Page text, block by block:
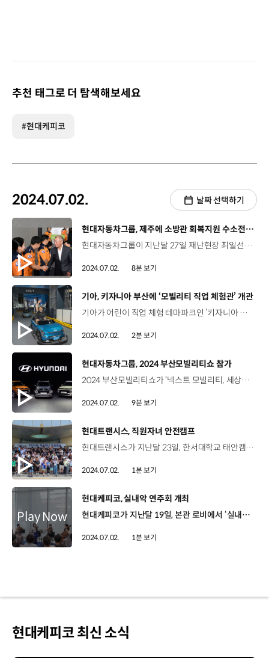
추천 태그로 더 탐색해보세요
#현대케피코
2024.07.02. 날짜 선택하기
[동영상]
현대자동차그룹, 제주에 소방관 회복지원 수소전기버스 기증
현대자동차그룹이 지난달 27일 재난현장 최일선에서 국민의 안전을 책임지는 제주지역 소방공무원들의 복지를 위해 소방관 회복지원차를 기증했습니다. 박은결 리포터, 현대자동차그룹 정의선 회장이 직접 제주를 찾아 소방관 회복지원차를 전달했죠. 네, 전달식에 참석한 정의선 회장은 국민의 안전을 책임지는 영웅들에게 지원을 아끼지 않겠다고 밝혔는데요, 이번에 제주에 기증한 회복지원차 8호는 그린 수소 생태계 실증 지역인 청정 제주에 맞게 무공해 수소전기버스가 배치되어 그 의미가 남다릅니다. 제주에서 열린 수소전기버스 전달식 현장, 함께 보시죠! 현대자동차그룹은 지난달 27일, 제주도 구좌읍 행원 수소 수전해 실증단지 내에 위치한 CFI 에너지미래관에서 ‘소방관 회복지원 수소버스 전달식’을 개최했습니다. 이번 전달식에는 정의선 현대자동차그룹 회장을 비롯해 장재훈 현대자동차 사장, 남화영 소방청장과 김애숙 제주도 정무부지사 및 제주지역 소방관 30여 명 등이 참석했습니다. 정의선 회장은 소방관들에게 존경을 표하며 회복지원차 프로젝트를 시작하게 된 배경을 설명했습니다. 정의선 회장/ 현대자동차그룹 존경하는 소방관 여러분, 여러분께서는 우리나라의 영웅이라고 생각하고 있습니다. 저뿐만이 아니고 모든 국민들이 그렇게 생각하고 있을 거고요. 국민의 생명을 지키기 위해 매 순간 망설임 없이 사투 현장으로 뛰어드시는 여러분께 저는 항상 존경심을 갖고 있습니다. 그래서 현대자동차그룹이 우리 사회에서 안전을 최일선에서 수호하시는 여러분의 안전을 챙기는 것은 더 중요하다는 생각을 했고 그래서 저희가 모빌리티 기업, 자동차를 만드는 회사이기 때문에 많은 고민을 했고 어떻게 도와드리는 것이 가장 중요할 것인가 그리고 전국에 계신 소방관 여러분들로부터 많은 의견을 청취해서 재난 현장 맞춤형 회복지원차를 지원하게 됐습니다. 현대자동차그룹은 지난해부터 약 66억 원 규모로 ‘재난현장 소방관 회복지원차’ 프로젝트를 통해 강원·경북·인천·전북·울산·충남에 이어 이번 제주지역까지 순차적으로 총 8대의 회복지원차를 전달했는데요, 회복지원차는 일선 소방관들의 의견을 반영해 현대자동차그룹의 이동식 사무공간인 ‘유니버스 모바일 오피스’ 기반의 프리미엄 특장 버스에 맞춤형 편의 및 집중휴식 시설을 탑재해, 재난현장에 투입된 소방관들의 과로와 탈진을 예방하고 신속한 심신회복을 돕도록 제작됐습니다. 정의선 회장/ 현대자동차그룹 특별히 오늘 기증되는 이 차량은 재생에너지와 그린수소 에너지 대전환을 선언한 수소사회 비전의 땅, 청정 제주에 맞게 저희의 친환경 수소 기술을 집대성한 수소연료전지 차량으로 제작을 했습니다. 그래서 제주도민들뿐만 아니고 제주의 청정 자연자원을 지키는 여러분이 깨끗한 공기 그리고 함께 휴식할 수 있도록 그러한 부분을 강조해서 제작을 했고 8호 회복지원 수소버스를 운영해서 우리가 많은 노하우를 배워서 전국적으로 투입을 할 수 있는 부분이 있으면 더 투입을 할 수 있도록 생각하고 있습니다. 또한 정의선 회장은 국민의 안전을 책임지는 영웅들에게 관심과 지원을 아끼지 않겠다는 강한 의지를 밝혔습니다. 정의선 회장/ 현대자동차그룹 우리가 지금 서로 다른 곳에서 일하고 있지만 모두 ‘안전한 사회를 만든다’는 같은 가치 위에서 책임을 다하고 있습니다. 저희도 자동차를 만들고 있습니다만 자동차가 여러분이 하시는 일을 돕기 위해서 여러분이 장소를 이동할 때 안전하게 이동할수록 안전하게 이동하실 수 있도록 하는 게 저희의 책임입니다. 여러분은 우리나라의 영웅이시고 또 여러분뿐만이 아니고 저는 전 세계 소방관분들이 모두 영웅이라고 생각합니다. 현대자동차그룹이 개발을 많이 해서 항상 여러분 뒤에 저희가 있다는 생각을 갖고 즐겁게 일을 하실 수 있도록 저희도 열심히 지원하겠습니다. 행사에 참석한 남화영 소방청장은 소방대원의 회복 지원에 힘써주는 현대자동차그룹의 노력에 깊은 감사를 표했습니다. 남화영 / 소방청장우리 현장 대원들 신체나 어떤 정신 치유까지 이렇게 세세하게 배려해서 제작해 주셨습니다. 재난 회복지원차는 전 세계에서 사실은 하나밖에 없는 차입니다. 현대자동차그룹의 정의선 회장님과 임직원 여러분 그리고 현대자동차그룹 가족 여러분들께 거듭 고맙다는 말씀을 드리겠습니다. 제주도는 내륙과 달리 산불 등 대형 화재 진압보다 해난구조, 강우와 태풍으로 인한 피해지역 구호활동을 위해 장시간 현장 대기가 필요한 상황이 많은데요, 현대자동차그룹이 기증한 수소전기버스는 오염물질 배출없이 현장 상황실과 회의실 역할까지 수행이 가능하다는 점에서 더욱 큰 의미를 가집니다. 배민주 소방교 / 제주소방안전본부 구조구급과차량이 정차한 상태에서도 발전기를 사용하지 않아도 필요한 전기를 차량 내부에 공급할 수 있어서 ‘소방대원들이 배기가스 없는 쾌적한 환경에서 휴식을 취할 수 있겠구나’ 하는 생각이 들었습니다. 이 수소 회복지원차는 제주도 안성맞춤형 선물인 것 같습니다. 한편 현대자동차그룹은 지금까지 전국 각지에 기증한 8대에 더해 소방관 회복지원차 2대를 대구·충북지역에 추가로 기부하고, 2025년 충북혁신도시에 국내 최초로 들어서는 국립소방병원에 차량 및 재활장비를 제공해 소방관들의 건강과 회복을 지원할 계획입니다. 소방관 회복지원차 지원 프로젝트는 국민의 안전을 수호하는 소방관들의 복지에 깊은 관심을 가져온 정의선 회장의 적극적인 제안으로 이뤄진 것으로 알려졌는데요, 사실 현대자동차그룹은 소방공무원들을 위한 지원 프로그램을 오래전부터 운영해 왔죠. 네, 현대자동차그룹은 회복지원차뿐만 아니라 소방공무원 복지 향상에 각별히 관심을 갖고 실질적이고 진정성 있는 프로그램을 지속적으로 운영하고 있습니다. 정몽구 명예회장의 사재 출연으로 설립된 현대자동차 정몽구 재단은 2012년부터 순직 및 공상 소방공무원 자녀들에게 장학금을 지급하고 있습니다. 국가와 국민의 안전을 위해 희생한 소방공무원들의 뜻을 기리고 그 자녀들을 우리 사회가 함께 돌봐야 한다는 취지에 따라 12년간 2,160여 명의 소방공무원 자녀들이 장학 혜택을 받았습니다. 현대자동차그룹은 전기차·하이브리드차 등 친환경차 보급이 확대되는 상황에 맞춰 자동차 사고 예방 및 화재에 대해 선제적인 대응 훈련이 가능하도록 소방공무원들의 화재진압과 인명구조 역량 향상을 위한 교육 및 훈련용 차량도 지원한 바 있습니다. 현대자동차그룹이 꾸준히 지속해 온 CSR프로그램을 보니 ‘지속가능한 미래를 향한 올바른 움직임’이라는 현대자동차그룹의 사회책임 메시지가 더욱 진정성있게 느껴지네요. 네, 현대자동차그룹은 앞으로도 국민의 안전한 일상을 만드는 영웅들이 본연의 임무를 안전하게 수행할 수 있도록 관심과 지원을 아끼지 않을 계획입니다. 현대자동차그룹이 전달한 회복지원차가 국민의 안전을 위해 애쓰는 소방관들에게 시원하고 쾌적한 쉼터가 되길 기대하겠습니다. 오늘 소식 전해주셔서 고맙습니다.
2024.07.02. 8분 보기
[동영상]
기아, 키자니아 부산에 ‘모빌리티 직업 체험관’ 개관
기아가 어린이 직업 체험 테마파크인 ‘키자니아 부산’에 ‘모빌리티 직업 체험관’을 개관합니다. 모빌리티 직업 체험관은 전동화 기술 체험 뿐만 아니라 미래 모빌리티 분야 기술을 체험할 수 있는 다양한 활동이 마련된 곳으로, 지난해 10월 ‘키자니아 서울’에 처음 선보인 이후 더 많은 어린이들이 모빌리티 경험을 할 수 있도록 부산에 두 번째 체험관을 열었습니다. 신광균 매니저 / 기아 국내마케팅기획팀키자니아 기아 브랜드 체험관을 통해서 어린이들에게 긍정적인 전동화 모빌리티 경험을 조기에 안착시킴으로써 어린이들이 보다 빠르게 전동화 모빌리티에 친숙해지고 기아 브랜드에 대해서 긍정적인 인식을 형성할 수 있게끔 다양한 콘텐츠와 프로그램을 마련하였으니 많은 관심과 방문 부탁드리겠습니다. 어린이의 눈높이에 맞춘 다양한 프로그램도 갖췄는데요, 제공받은 브릭으로 나만의 자동차를 만드는 등 어린이들이 직접 자동차 연구원이 되어볼 수 있는 체험을 할 수 있고, 드라이빙 트랙에서는 부산 시내의 특징을 주행 코스로 형상화해 어린이들이 직접 EV9 모형 카트를 운전해 보면서 모빌리티에 보다 친숙하게 다가갈 수 있습니다. 박시은 / 체험관 방문 어린이전기차에 대해 깊게 알아보는 새로운 경험이었던 것 같고 또 실제로 (모형 카트) 운전도 해보고 정말 재미있었습니다. 김재원 / 체험관 방문 어린이집에는 (장난감 블록) 재료가 많이 없으니까 잘 못 만드는데 여기서는 재료가 다 준비되어 있어서 잘 만들 수 있을 것 같아요. 기아는 이번에 문을 연 모빌리티 직업 체험관을 통해 보다 많은 어린이들이 창의적 영감을 얻고 미래 모빌리티 산업을 이끌 인재로 성장하길 기대하고 있습니다.
2024.07.02. 2분 보기
[동영상]
현대자동차그룹, 2024 부산모빌리티쇼 참가
2024 부산모빌리티쇼가 ‘넥스트 모빌리티, 세상의 중심이 되다’를 주제로 지난달 28일 부산 벡스코에서 공식 개막했습니다. 현대자동차·기아·제네시스는 고성능 전동화 라인업 등 다양한 모델을 선보이고 다채로운 전시와 체험을 마련해 관객들의 이목을 끌었습니다. 2024 부산모빌리티쇼 현장, 함께 보시죠! 부산국제모터쇼에서 이름을 바꾸고 재탄생한 ‘2024 부산모빌리티쇼’의 막이 올랐습니다. 현대자동차는 이번 부산모빌리티쇼 참여 브랜드 중 최대 면적인 2,580㎡의 전시공간을 마련하고 다채로운 전시와 체험 콘텐츠를 구성했습니다. 정유석 부사장 / 현대자동차 국내사업본부현대자동차 전시관은 ‘Beyond EVeryday’ 를 테마로 구성하여 현대자동차가 그리는 새로운 일상과 내일, 그리고 그 너머의 지속 가능한 미래를 여러분과 함께 공유하고자 합니다. 지난달 27일 열린 보도발표회에서는 전기차 대중화를 위한 새로운 기준이 될 ‘캐스퍼 일렉트릭’을 세계 최초로 공개하고 현대자동차의 전동화 비전을 소개했습니다. 캐스퍼 일렉트릭은 기존 캐스퍼의 단단하고 다부진 외관을 계승하면서도 현대자동차 전동화 모델만의 차별화된 픽셀 그래픽이 적용된 것이 특징인데요, 홍화정 매니저/ 현대자동차 울산홍보팀 캐스퍼 일렉트릭은 기존 캐스퍼보다 230mm 길어진 전장과 15mm 넓어진 전폭을 기반으로 도로 위 존재감은 물론 쾌적한 실내 공간을 느낄 수 있습니다. 또한 49kWh급 NCM 배터리를 탑재하여 315km에 달하는 1회 충전 주행가능거리를 달성하고 10%에서 80%까지 단 30분만에 충전이 가능해 도심주행에 충분한 여유를 주는 EV 상품성을 확보했습니다. 이민주 책임매니저 / 현대자동차 국내브랜드전략팀세계 최초로 공개되는 캐스퍼 일렉트릭 3대를 중심으로 아이오닉 5, 아이오닉 6, 코나 일렉트릭, ST1, 엑시언트 FCEV 등 현대자동차의 EV 라인업이 총 출동해 현대자동차관을 방문하는 관람객들에게 전동화의 오늘과 내일, 그리고 미래까지 생동감 있게 전달할 수 있도록 했습니다. 한편 현대자동차는 이날 현대자동차그룹의 수소 밸류체인 사업 브랜드인 ‘HTWO’와 함께 수소 사회로의 전환을 앞당길 종합 수소 비즈니스 솔루션 ‘HTWO Grid’를 발표했는데요, 수소의 생산, 저장, 운송 및 활용의 모든 단계에서 단위 솔루션(Grid)을 조합해 최적화된 맞춤형 패키지를 제공할 계획입니다. 현대자동차는 부산모빌리티쇼 현대자동차관 안팎으로 다양한 체험 프로그램도 준비했는데요, 고성능 N 브랜드를 체험할 수 있는 ‘N 스트릿 부산’을 열고 고성능 N 브랜드를 재미있고 짜릿하게 경험할 수 있도록 진행할 예정입니다. 세계 최초로 공개된 현대자동차의 캐스퍼 일렉트릭이 전기차 대중화를 이끌어나가길 기대해봅니다. 기아는 이번 모빌리티쇼에서 미래 핵심 사업인 PBV 콘셉트 실물과 기아 브랜드 첫 정통 픽업 '더 기아 타스만(The Kia Tasman)' 전용 위장막 모델을 국내에서 처음 공개하며 이목을 끌었는데요, EV대중화와 미래 모빌리티 전략을 제시한 기아의 전시관도 함께 보시죠. 기아는 전기차 대중화를 위한 기아의 의지와 역할을 전하기 위해 이번 부산모빌리티쇼 전시관 전면에 EV3를 배치하고 EV3 특화 공간인 'EV3 존'을 조성했습니다. 특히 네온 아티스트인 윤여준 작가와 협업을 통해 만든 'EV3 네온 아트 존'을 운영해 EV3로 변화할 일상의 새로움과 특별함을 미리 느낄 수 있도록 마련했습니다. 정원정 부사장 / 기아 국내사업본부기아는 최초의 전용 전기차 EV6를 시작으로 EV9, EV3를 연달아 출시하며 다양한 EV라인업을 구성하고 2025년 EV4, EV5 등 전용 전기차와 PBV의 본격 양산을 통해 고객의 다양한 니즈와 라이프 스타일을 고려한 모빌리티 솔루션을 제공하고자 합니다. 기아는 올해 CES 2024에서 PBV의 단계별 로드맵과 사업 전략을 공개했는데요, 부산모빌리티쇼에서는 'PBV 존'을 마련해 관람객들이 PBV에 대한 이해도를 높이고 몰입할 수 있는 환경을 만들어 최적의 미래 모빌리티 경험을 제공하고 있습니다. 홍화정 매니저/ 현대자동차 울산홍보팀 기아는 이번 모빌리티쇼에서 브랜드 첫 정통 픽업 '더 기아 타스만'의 전용 위장막 모델 실물을 국내 최초로 공개했습니다. 타스만은 모빌리티의 새로운 장르를 열어갈 기아 브랜드 최초의 정통 픽업으로 야외 활동 중심의 여가 문화를 즐기는 고객들의 요구를 만족시킨다는 계획입니다. 이동열 상무 / 기아 국내마케팅실 기아브랜드의 첫 정통 픽업 ‘더 기아 타스만’의 카모플라주 래핑 전시 차량 실물을 국내 처음으로 공개하며 새로운 모빌리티의 장르를 열어나갈 기아의 도전과 함께 다변화된 고객의 수요에 최적화된 모빌리티를 통해 차별화된 고객 경험을 제공하겠다는 기아의 의지를 보여주고자 했습니다. 기아는 2024 부산모빌리티쇼에 다변화 시대에 맞춰 고객의 선택지를 넓혀가는 기아의 방향성을 선보이도록 전시관을 구성했는데요, 더불어 디즈니와 협업을 통해 애니메이션 영화 ‘인사이드 아웃 2’의 세계관을 구현한 '패밀리 존'을 조성해 다양한 체험 행사와 경품 행사를 진행하고 있습니다. 네온 아트존, 패밀리 존 등이 마련된 기아의 전시관에서 고객들이 다채롭고 즐거운 경험을 만끽할 수 있기를 기대해봅니다. 제네시스는 이번 2024 부산모빌리티쇼에서 초대형 전동화 SUV ‘네오룬 콘셉트’를 아시아 최초로 전시하고 고성능 영역으로의 확장 의지를 담은 ‘엑스 그란 레이서 콘셉트’ 모델을 세계 최초로 공개했습니다. 제네시스만의 품격이 느껴지는 현장, 함께 보시죠. 제네시스가 미래를 향한 대담한 도전과 방향성을 담은 콘셉트 모델 2종을 국내 고객에게 처음 선보였습니다. 지난 3월 미국 뉴욕에서 공개한 이후 아시아 최초로 선보인 ‘네오룬’은 독창적 디자인과 최첨단 기술의 조화를 통해 미래 모빌리티 비전을 담아낸 콘셉트 모델입니다. 또한 제네시스는 2024 부산모빌리티쇼에서 고성능 영역으로의 도전을 알리는 ‘제네시스 마그마’ 프로그램을 소개하고, ‘제네시스 엑스 그란 레이서 콘셉트'를 세계 최초로 공개했습니다. 홍화정 매니저 / 현대자동차 울산홍보팀제네시스 마그마는 기술적 역량과 미학적 정체성을 바탕으로 '고성능 럭셔리'를 지향하는 제네시스의 신규 프로그램인데요, 제네시스 엑스 그란 레이서 콘셉트는 작년 12월 바르셀로나에서 처음 선보인 ‘엑스 그란 베를리네타 콘셉트’로부터 영감을 얻어 새롭게 개발된 디지털 레이싱 게임용 모델입니다. 또한, 제네시스는 3년 만에 새롭게 탄생한 G80 전동화 부분변경 모델을 지난 4월 중국 베이징에서 공개한 이후 국내 시장에 최초로 공개했습니다. 김은비 매니저 / 현대자동차 국내마케팅팀올해 부산모빌리티쇼 제네시스관은 ‘비전을 향해 떠나는 제네시스의 대담한 여정’이라는 테마에 맞춰 관람객분들이 보다 다채로운 제네시스의 모습을 발견하실 수 있도록 기획했습니다. 차량 외에도 VR 게임 체험이나 포토부스를 비롯한 다양한 현장 이벤트도 준비하였으니 많은 분들이 경험해 보셨으면 좋겠습니다. 한국 대표 럭셔리 브랜드 제네시스가 미래 지향적 기술과 독창적인 디자인을 통해 국내 고객들을 사로잡길 기대해봅니다. 현대자동차그룹 정의선 회장도 부산모빌리티쇼가 열리고 있는 부산 벡스코를 깜짝 방문했습니다. 정의선 회장이 지난해 서울모빌리티쇼에 이어 2년 연속으로 국내 모터쇼를 찾았습니다. 부산모빌리티쇼 현장을 방문해 현대자동차와 기아, 제네시스 브랜드 부스를 찾아 이날 세계 최초로 공개한 캐스퍼 일렉트릭과 제네시스 엑스 그란 레이서 콘셉트 등의 전시물들을 꼼꼼히 살펴봤습니다. 또한 다른 브랜드 부스에도 들러 주요 전시물과 기술에 대해 담당자에게 질문도 하며, 주요 경영진들과 심도 있는 의견을 나누었습니다. 정의선 회장의 이번 방문은 국내 자동차산업을 챙기기위한 행보로 핵심 생산, RD 거점이 위치해 있는 국내시장의 중요성과 역할을 고려한 것으로 보입니다. 2024 부산모빌리티쇼는 부산 벡스코에서 이번달 7일까지 진행될 예정인데요, 자세한 내용은 2024 부산모빌리티쇼 홈페이지에서 확인할 수 있습니다.
2024.07.02. 9분 보기
[동영상]
현대트랜시스, 직원자녀 안전캠프
현대트랜시스가 지난달 23일, 한서대학교 태안캠퍼스 재난안전 교육원에서 ‘2024 직원자녀 안전캠프’를 진행했습니다. 이번 캠프에는 현대트랜시스 임직원과 직원 자녀 약 200여 명이 참여해 다양한 재난 상황 대응 교육을 받았는데요, 캠프에 참여한 어린이들은 항공기와 건물 탈출 체험, 심폐소생술 등 어린이의 눈높이에 맞춘 상황을 몸으로 체험하며 안전사고 행동요령을 체득했습니다.
2024.07.02. 1분 보기
[동영상]
현대케피코, 실내악 연주회 개최
현대케피코가 지난달 19일, 본관 로비에서 ‘실내악으로 떠나는 세계여행’을 주제로 실내악 연주회를 개최했습니다. 국내 정상급 연주자들을 초청해 마련된 이번 공연에는 클래식 역사에 한 획은 그은 각 나라의 대표 곡들이 현악 사중주로 연주돼 임직원들에게 활력과 힐링의 시간을 선물했습니다. 한편 현대케피코는 작년 하반기부터 국내 정상급 연주자 음악회 및 술, 와인 관련 책 저자와의 소통을 갖는 ‘인문학쌀롱’과 퇴근 후 사내에서 커피, 꽃, 쿠킹 등 원데이 클래스 ‘컬처쌀롱’을 운영해 임직원들에게 높은 호응을 받고 있습니다.
2024.07.02. 1분 보기
현대케피코 최신 소식